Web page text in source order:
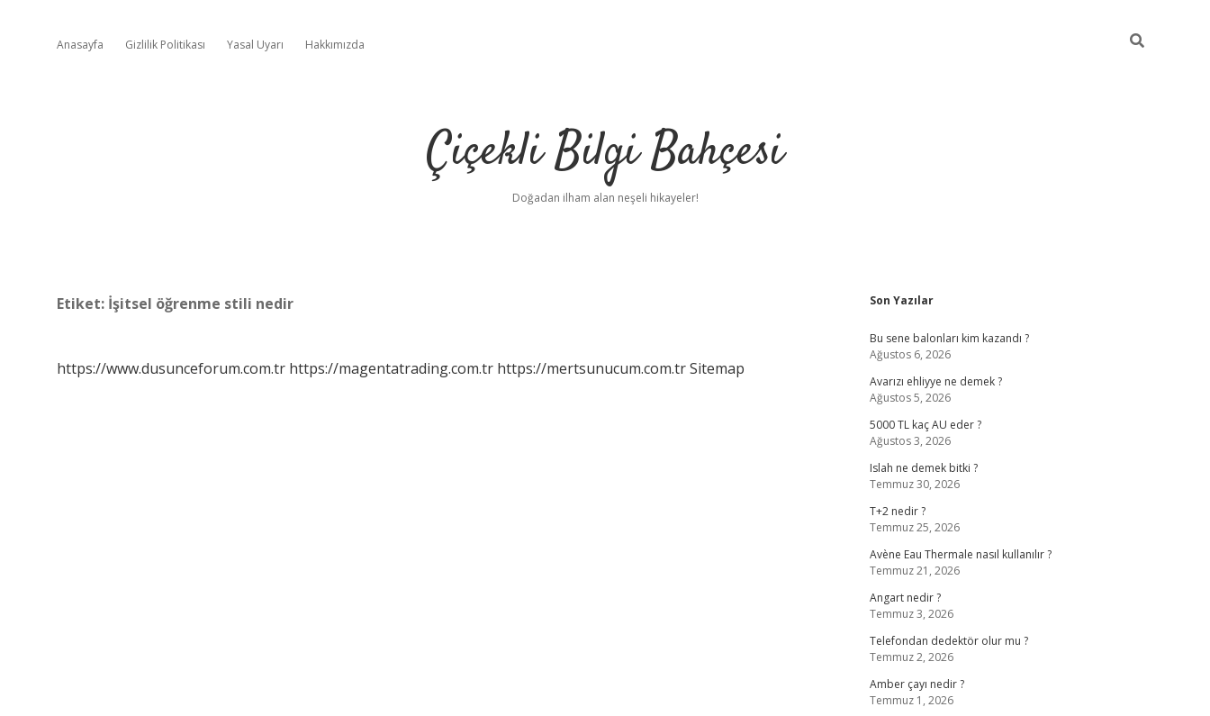
Anasayfa Gizlilik Politikası Yasal Uyarı Hakkımızda
Çiçekli Bilgi Bahçesi
Doğadan ilham alan neşeli hikayeler!
Etiket: İşitsel öğrenme stili nedir
https://www.dusunceforum.com.tr https://magentatrading.com.tr https://mertsunucum.com.trSitemap
Sidebar
Son Yazılar
Bu sene balonları kim kazandı ?
Ağustos 6, 2026
Avarızı ehliyye ne demek ?
Ağustos 5, 2026
5000 TL kaç AU eder ?
Ağustos 3, 2026
Islah ne demek bitki ?
Temmuz 30, 2026
T+2 nedir ?
Temmuz 25, 2026
Avène Eau Thermale nasıl kullanılır ?
Temmuz 21, 2026
Angart nedir ?
Temmuz 3, 2026
Telefondan dedektör olur mu ?
Temmuz 2, 2026
Amber çayı nedir ?
Temmuz 1, 2026